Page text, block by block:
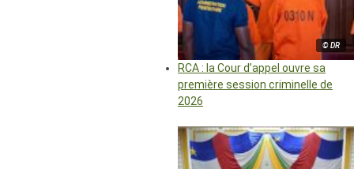
© DR
RCA : la Cour d’appel ouvre sa
première session criminelle de
2026